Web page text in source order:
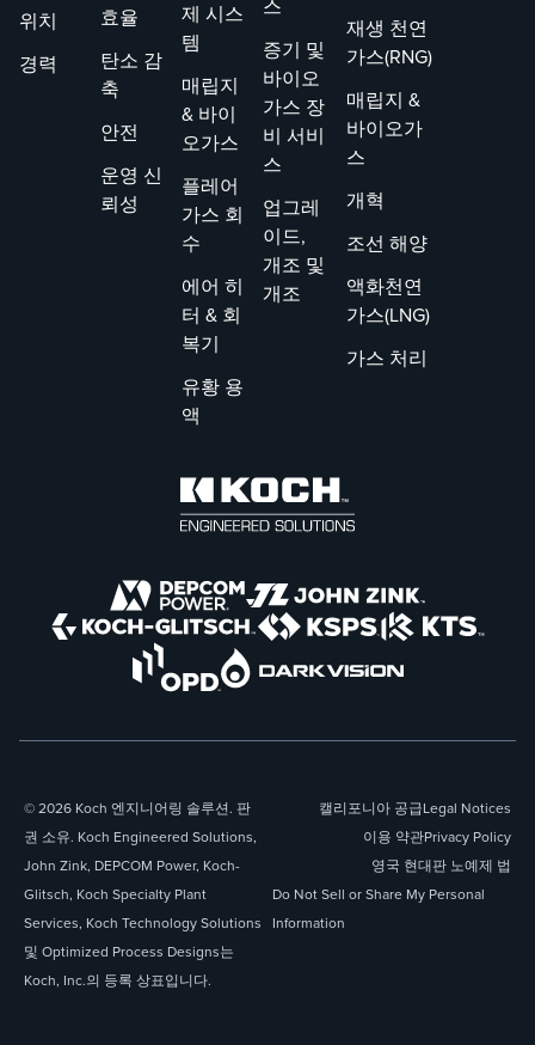
보겠습니다.
로 특징지어졌습
니다.
위치
경력
효율
탄소 감
축
안전
운영 신
뢰성
제 시스
템
매립지
& 바이
오가스
플레어
가스 회
수
에어 히
터 & 회
복기
유황 용
액
스
증기 및
바이오
가스 장
비 서비
스
업그레
이드,
개조 및
개조
재생 천연
가스(RNG)
매립지 &
바이오가
스
개혁
조선 해양
액화천연
가스(LNG)
가스 처리
© 2026 Koch 엔지니어링 솔루션. 판
권 소유. Koch Engineered Solutions,
John Zink, DEPCOM Power, Koch-
Glitsch, Koch Specialty Plant
Services, Koch Technology Solutions
및 Optimized Process Designs는
Koch, Inc.의 등록 상표입니다.
캘리포니아 공급Legal Notices
이용 약관Privacy Policy
영국 현대판 노예제 법
Do Not Sell or Share My Personal
Information